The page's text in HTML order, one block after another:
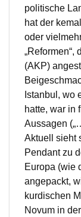
politische
hat der
oder
(AKP)
Istanbul, wo
hatte, war in
Aussagen
Aktuell sieht
Pendant zu
Europa (wie
angepackt,
kurdischen
Novum in